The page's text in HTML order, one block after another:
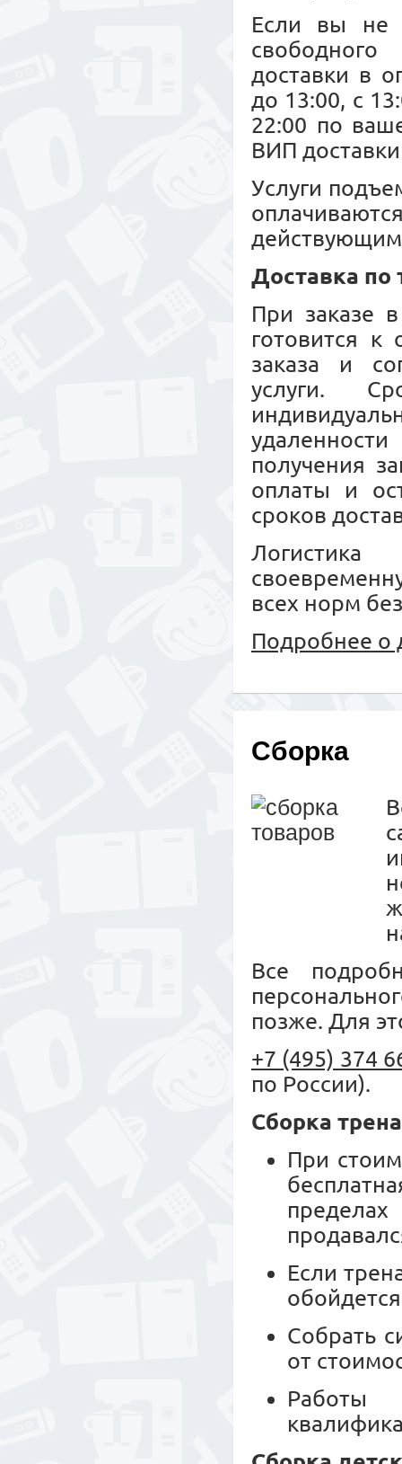
Если вы не
свободного
доставки в
до 13:00, с
22:00 по
ВИП
Услуги
Доставка по
При заказе
готовится
заказа и
услуги.
получения
оплаты и
сроков
Логистика
всех норм
Подробнее о
Сборка
Все
позже. Для
+7 (495) 374
по России).
Сборка
При
Если
Собрать
от
Работы